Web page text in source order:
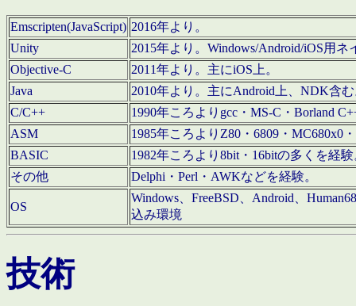
Emscripten(JavaScript) 2016年より。
Unity
2015年より。Windows/Android/iOS用
Objective-C
2011年より。主にiOS上。
Java
2010年より。主にAndroid上、NDK含
C/C++
1990年ころよりgcc・MS-C・Borland
ASM
1985年ころよりZ80・6809・MC680x0
BASIC
1982年ころより8bit・16bitの多くを経
その他
Delphi・Perl・AWKなどを経験。
OS
Windows、FreeBSD、Android、
込み環境
技術